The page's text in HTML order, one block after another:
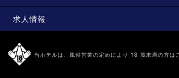
求人情報
当ホテルは、風俗営業の定めにより 18 歳未満の方は